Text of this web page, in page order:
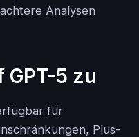
Analysen
GPT-5 zu
für
Plus-